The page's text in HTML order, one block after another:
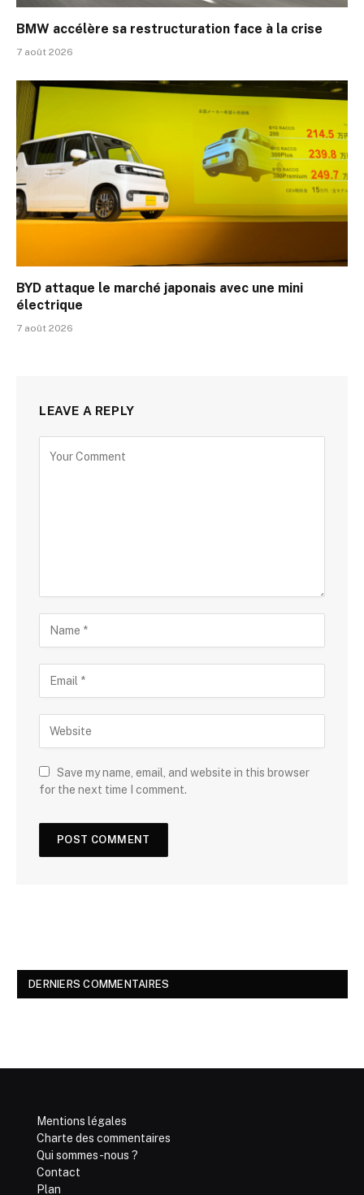
BMW accélère sa restructuration face à la crise
7 août 2026
BYD attaque le marché japonais avec une mini
électrique
7 août 2026
LEAVE A REPLY
Save my name, email, and website in this browser
for the next time I comment.
DERNIERS COMMENTAIRES
Mentions légales
Charte des commentaires
Qui sommes-nous ?
Contact
Plan